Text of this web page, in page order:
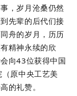
，岁月沧桑仍然
先辈的后代们接
舟的岁月，历历
精神永续的欣
向43位获得中国
原中央工艺美
的礼赞。